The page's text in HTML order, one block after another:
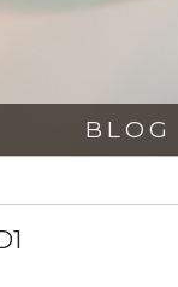
BLOG